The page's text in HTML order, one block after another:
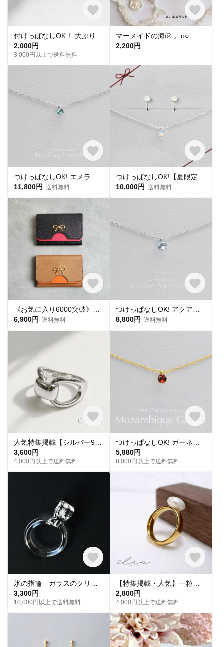
2,000円
3,000円以上で送料無料
2,200円
11,800円 送料無料
10,000円 送料無料
6,900円 送料無料
8,800円 送料無料
3,600円
4,000円以上で送料無料
5,880円
8,000円以上で送料無料
3,300円
10,000円以上で送料無料
2,800円
4,000円以上で送料無料